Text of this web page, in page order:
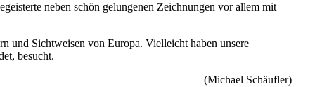
neben schön gelungenen Zeichnungen vor allem mit
und Sichtweisen von Europa. Vielleicht haben unsere
besucht.
(Michael Schäufler)